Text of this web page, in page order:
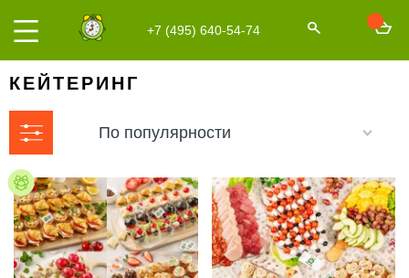
+7 (495) 640-54-74
КЕЙТЕРИНГ
По популярности